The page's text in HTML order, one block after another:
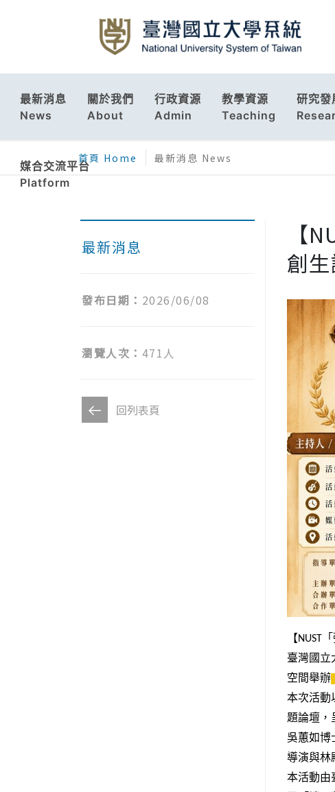
最新消息
News
關於我們
About
行政資源
Admin
教學資源
Teaching
研究發
媒合交流平台
Platform
首頁 Home 最新消息 News
最新消息
發布日期： 2026/06/08
瀏覽人次： 471人
回列表頁
【
創
【NUST
臺灣國立
空間舉辦
本次活動
題論壇，
吳蕙如博
導演與林
本活動由